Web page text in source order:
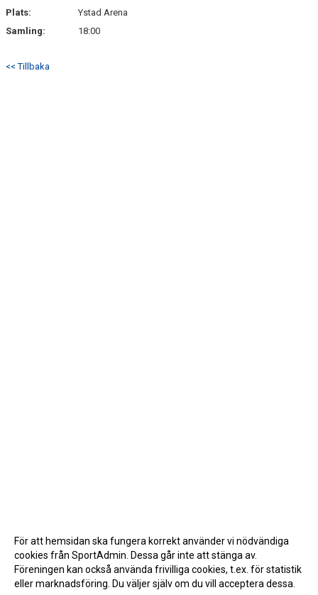
Plats:
Ystad Arena
Samling:
18:00
<< Tillbaka
För att hemsidan ska fungera korrekt använder vi nödvändiga
cookies från SportAdmin. Dessa går inte att stänga av.
Föreningen kan också använda frivilliga cookies, t.ex. för statistik
eller marknadsföring. Du väljer själv om du vill acceptera dessa.